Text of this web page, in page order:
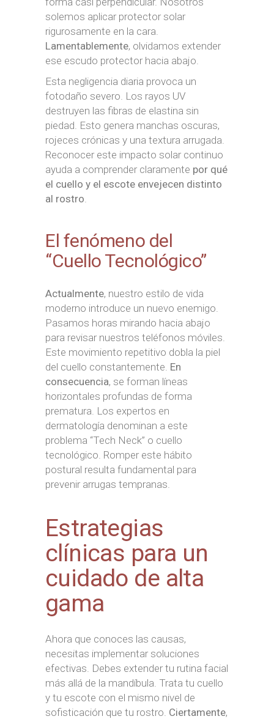
solemos aplicar protector solar
rigurosamente en la cara.
Lamentablemente, olvidamos extender
ese escudo protector hacia abajo.
Esta negligencia diaria provoca un
fotodaño severo. Los rayos UV
destruyen las fibras de elastina sin
piedad. Esto genera manchas oscuras,
rojeces crónicas y una textura arrugada.
Reconocer este impacto solar continuo
ayuda a comprender claramente por qué
el cuello y el escote envejecen distinto
al rostro.
El fenómeno del
“Cuello Tecnológico”
Actualmente, nuestro estilo de vida
moderno introduce un nuevo enemigo.
Pasamos horas mirando hacia abajo
para revisar nuestros teléfonos móviles.
Este movimiento repetitivo dobla la piel
del cuello constantemente. En
consecuencia, se forman líneas
horizontales profundas de forma
prematura. Los expertos en
dermatología denominan a este
problema “Tech Neck” o cuello
tecnológico. Romper este hábito
postural resulta fundamental para
prevenir arrugas tempranas.
Estrategias
clínicas para un
cuidado de alta
gama
Ahora que conoces las causas,
necesitas implementar soluciones
efectivas. Debes extender tu rutina facial
más allá de la mandíbula. Trata tu cuello
y tu escote con el mismo nivel de
sofisticación que tu rostro. Ciertamente,